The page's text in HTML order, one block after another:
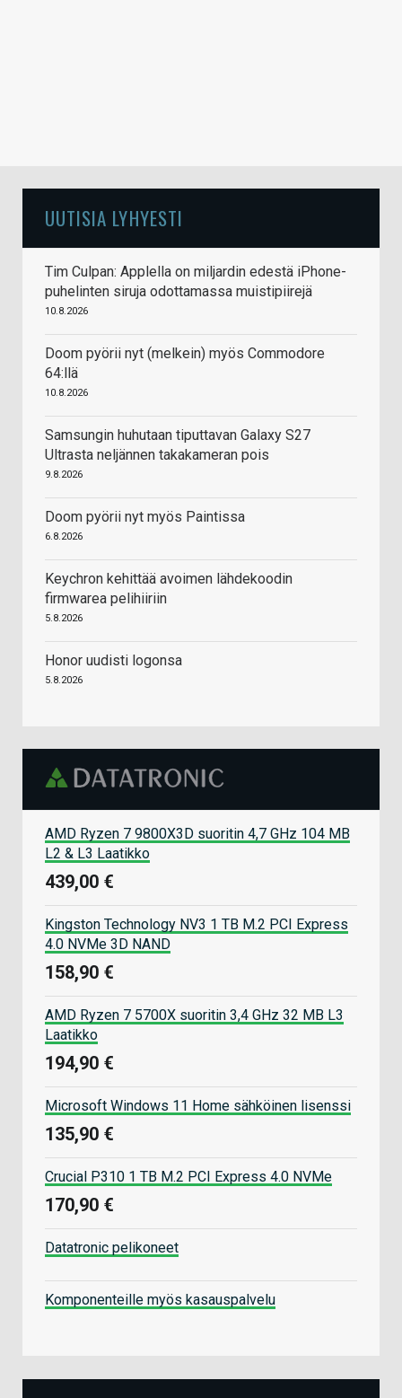
UUTISIA LYHYESTI
Tim Culpan: Applella on miljardin edestä iPhone-
puhelinten siruja odottamassa muistipiirejä
10.8.2026
Doom pyörii nyt (melkein) myös Commodore
64:llä
10.8.2026
Samsungin huhutaan tiputtavan Galaxy S27
Ultrasta neljännen takakameran pois
9.8.2026
Doom pyörii nyt myös Paintissa
6.8.2026
Keychron kehittää avoimen lähdekoodin
firmwarea pelihiiriin
5.8.2026
Honor uudisti logonsa
5.8.2026
AMD Ryzen 7 9800X3D suoritin 4,7 GHz 104 MB
L2 & L3 Laatikko
439,00 €
Kingston Technology NV3 1 TB M.2 PCI Express
4.0 NVMe 3D NAND
158,90 €
AMD Ryzen 7 5700X suoritin 3,4 GHz 32 MB L3
Laatikko
194,90 €
Microsoft Windows 11 Home sähköinen lisenssi
135,90 €
Crucial P310 1 TB M.2 PCI Express 4.0 NVMe
170,90 €
Datatronic pelikoneet
Komponenteille myös kasauspalvelu